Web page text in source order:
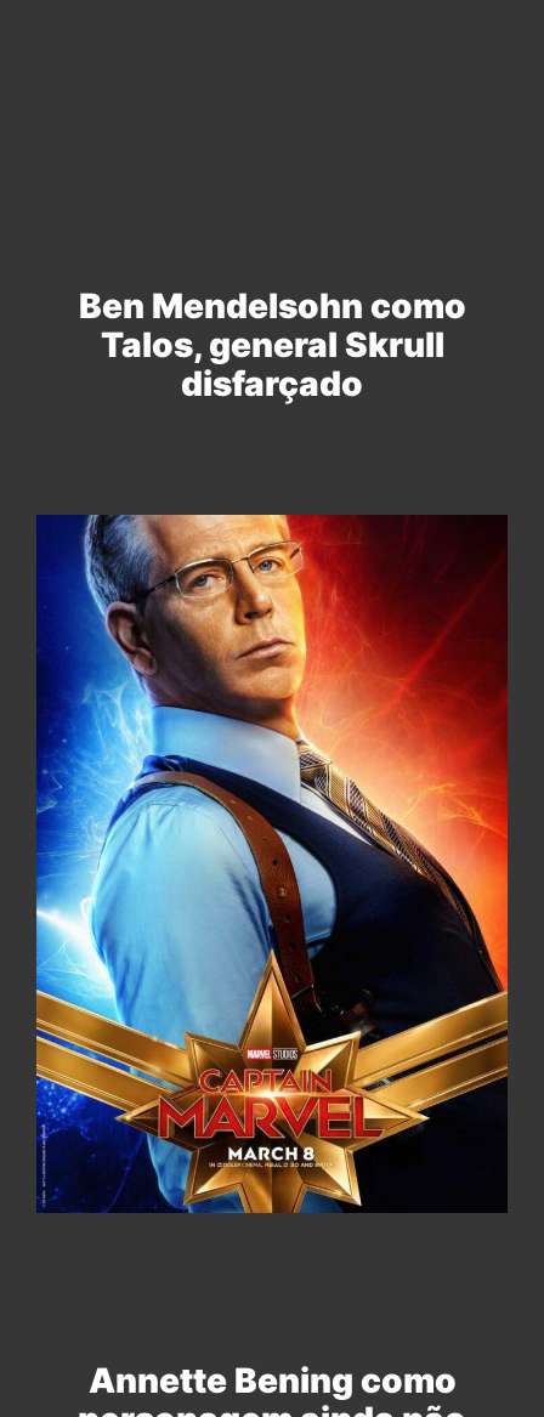
Ben Mendelsohn como
Talos, general Skrull
disfarçado
Annette Bening como